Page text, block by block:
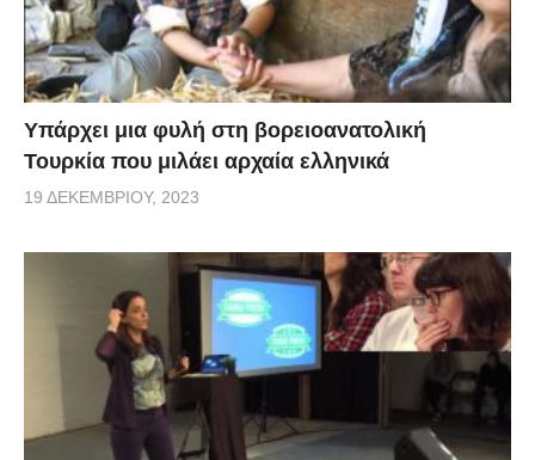
Υπάρχει μια φυλή στη βορειοανατολική
Τουρκία που μιλάει αρχαία ελληνικά
19 ΔΕΚΕΜΒΡΊΟΥ, 2023